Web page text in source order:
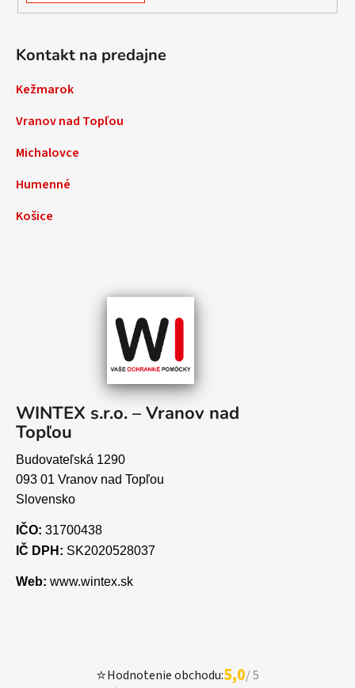
Kontakt na predajne
Kežmarok
Vranov nad Topľou
Michalovce
Humenné
Košice
WINTEX s.r.o. – Vranov nad
Topľou
Budovateľská 1290
093 01 Vranov nad Topľou
Slovensko
IČO: 31700438
IČ DPH: SK2020528037
Web: www.wintex.sk
⭐Hodnotenie obchodu:5,0/ 5